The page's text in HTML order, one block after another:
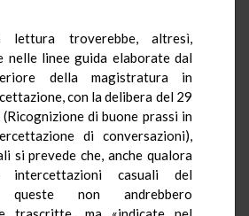
lettura troverebbe, altresì,
nelle linee guida elaborate dal
della magistratura in
con la delibera del 29
di buone prassi in
di conversazioni),
si prevede che, anche qualora
intercettazioni casuali del
queste non andrebbero